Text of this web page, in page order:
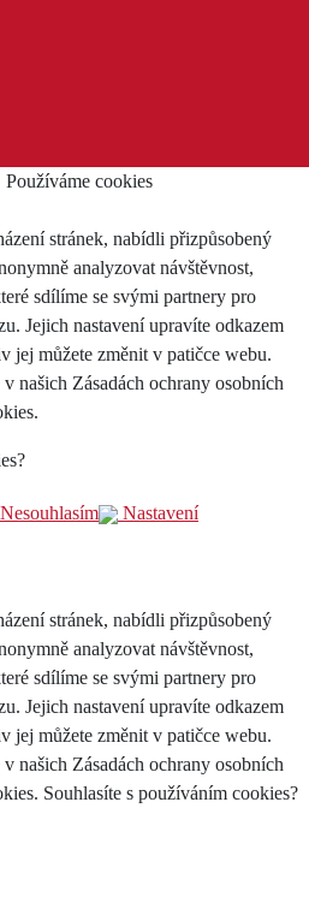
Používáme cookies
stránek, nabídli přizpůsobený
analyzovat návštěvnost,
sdílíme se svými partnery pro
Jejich nastavení upravíte odkazem
jej můžete změnit v patičce webu.
našich Zásadách ochrany osobních
Nesouhlasím Nastavení
stránek, nabídli přizpůsobený
analyzovat návštěvnost,
sdílíme se svými partnery pro
Jejich nastavení upravíte odkazem
jej můžete změnit v patičce webu.
našich Zásadách ochrany osobních
Souhlasíte s používáním cookies?